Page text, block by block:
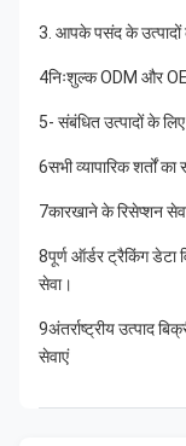
3. आपके पसंद के उत्पादों
4निःशुल्क ODM और
5- संबंधित उत्पादों के
6सभी व्यापारिक शर्तों
7कारखाने के रिसेप्शन
8पूर्ण ऑर्डर ट्रैकिंग
सेवा।
9अंतर्राष्ट्रीय उत्पाद
सेवाएं